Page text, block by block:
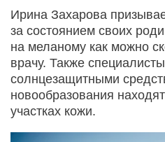
Ирина Захарова
за состоянием своих
на меланому как можно
врачу. Также
солнцезащитными
новообразования
участках кожи.